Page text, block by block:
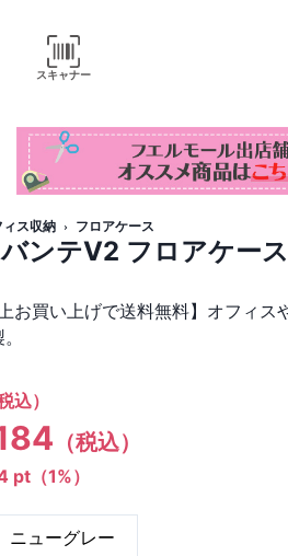
スキャナー
ィス収納 フロアケース
ンテV2 フロアケー
お買い上げで送料無料】オフィス
込）
（税込）
pt（1%）
ニューグレー